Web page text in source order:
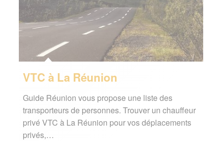
VTC à La Réunion
Guide Réunion vous propose une liste des
transporteurs de personnes. Trouver un chauffeur
privé VTC à La Réunion pour vos déplacements
privés,…